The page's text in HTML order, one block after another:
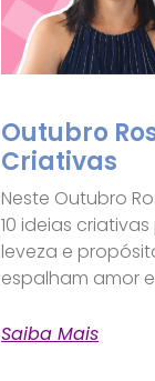
Outubro
Criativas
Neste Outubro
10 ideias
leveza e
espalham amor
Saiba Mais